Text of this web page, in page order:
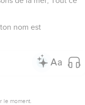
nom est
moment.